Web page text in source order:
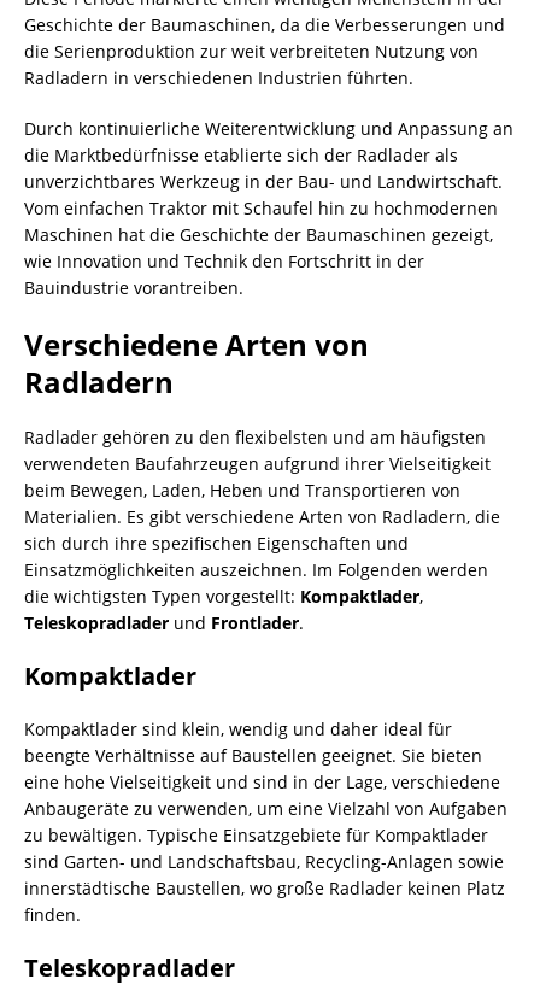
Geschichte der Baumaschinen, da die Verbesserungen und
die Serienproduktion zur weit verbreiteten Nutzung von
Radladern in verschiedenen Industrien führten.
Durch kontinuierliche Weiterentwicklung und Anpassung an
die Marktbedürfnisse etablierte sich der Radlader als
unverzichtbares Werkzeug in der Bau- und Landwirtschaft.
Vom einfachen Traktor mit Schaufel hin zu hochmodernen
Maschinen hat die Geschichte der Baumaschinen gezeigt,
wie Innovation und Technik den Fortschritt in der
Bauindustrie vorantreiben.
Verschiedene Arten von
Radladern
Radlader gehören zu den flexibelsten und am häufigsten
verwendeten Baufahrzeugen aufgrund ihrer Vielseitigkeit
beim Bewegen, Laden, Heben und Transportieren von
Materialien. Es gibt verschiedene Arten von Radladern, die
sich durch ihre spezifischen Eigenschaften und
Einsatzmöglichkeiten auszeichnen. Im Folgenden werden
die wichtigsten Typen vorgestellt: Kompaktlader,
Teleskopradlader und Frontlader.
Kompaktlader
Kompaktlader sind klein, wendig und daher ideal für
beengte Verhältnisse auf Baustellen geeignet. Sie bieten
eine hohe Vielseitigkeit und sind in der Lage, verschiedene
Anbaugeräte zu verwenden, um eine Vielzahl von Aufgaben
zu bewältigen. Typische Einsatzgebiete für Kompaktlader
sind Garten- und Landschaftsbau, Recycling-Anlagen sowie
innerstädtische Baustellen, wo große Radlader keinen Platz
finden.
Teleskopradlader